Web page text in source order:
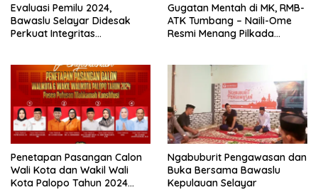
Evaluasi Pemilu 2024,
Bawaslu Selayar Didesak
Perkuat Integritas
Gugatan Mentah di MK, RMB-
ATK Tumbang – Naili-Ome
Resmi Menang Pilkada
Penetapan Pasangan Calon
Wali Kota dan Wakil Wali
Kota Palopo Tahun 2024
Ngabuburit Pengawasan dan
Buka Bersama Bawaslu
Kepulauan Selayar